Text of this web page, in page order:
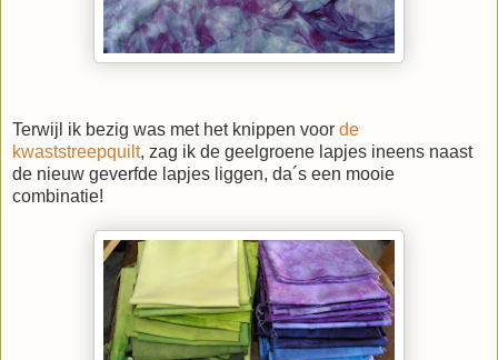
Terwijl ik bezig was met het knippen voor de
kwaststreepquilt, zag ik de geelgroene lapjes ineens naast
de nieuw geverfde lapjes liggen, da´s een mooie
combinatie!